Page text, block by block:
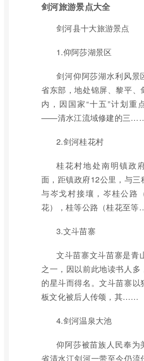
剑河旅游景点大全
剑河县十大旅游景点
1.仰阿莎湖景区
剑河仰阿莎湖水利风景
省东部，地处锦屏、黎平、
内，因国家“十五”计划重
——清水江流域修建的三
2.剑河桂花村
桂花村地处南明镇政
面，距镇政府12公里，与三
与岑戈村接壤，岑桂公路
花），桂等公路（桂花至
3.文斗苗寨
文斗苗寨文斗苗寨是青
之一，因以前此地读书人多
的星斗而得名。文斗苗寨以
板文化被后人传颂，其……
4.剑河温泉大池
仰阿莎被苗族人民奉为
省清水江剑河一带至今仍流